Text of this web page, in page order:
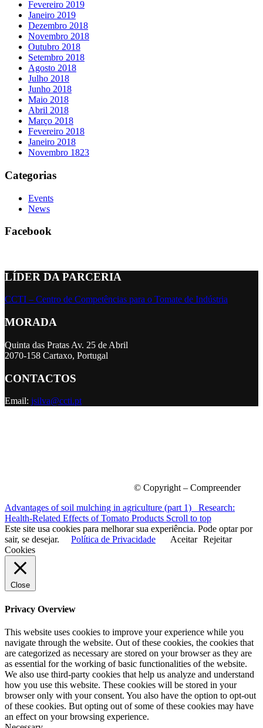
Fevereiro 2019
Janeiro 2019
Dezembro 2018
Novembro 2018
Outubro 2018
Setembro 2018
Agosto 2018
Julho 2018
Junho 2018
Maio 2018
Abril 2018
Março 2018
Fevereiro 2018
Janeiro 2018
Novembro 1823
Categorias
Events
News
Facebook
LÍDER DA PARCERIA
CCTI – Centro de Competências para o Tomate de Indústria
MORADA
Quinta das Pratas Av. 25 de Abril
2070-158 Cartaxo, Portugal
CONTACTOS
Email: jsilva@ccti.pt
© Copyright – Compreender
Advantages of soil mulching in agriculture (part 1)
Research:
Health-Related Effects of Tomato Products Scroll to top
Este site usa cookies para melhorar sua experiência. Pode optar por
sair, se desejar.
Política de Privacidade Aceitar Rejeitar
Cookies
Close
Privacy Overview
This website uses cookies to improve your experience while you
navigate through the website. Out of these cookies, the cookies that
are categorized as necessary are stored on your browser as they are
as essential for the working of basic functionalities of the website.
We also use third-party cookies that help us analyze and understand
how you use this website. These cookies will be stored in your
browser only with your consent. You also have the option to opt-out
of these cookies. But opting out of some of these cookies may have
an effect on your browsing experience.